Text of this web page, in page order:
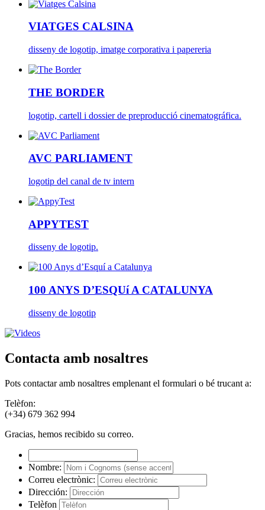
VIATGES CALSINA
disseny de logotip, imatge corporativa i papereria
THE BORDER
logotip, cartell i dossier de preproducció cinematográfica.
AVC PARLIAMENT
logotip del canal de tv intern
APPYTEST
disseny de logotip.
100 ANYS D’ESQUí A CATALUNYA
disseny de logotip
Contacta amb nosaltres
Pots contactar amb nosaltres emplenant el formulari o bé trucant a:
Telèfon:
(+34) 679 362 994
Gracias, hemos recibido su correo.
Nombre:
Correu electrònic:
Dirección:
Telèfon